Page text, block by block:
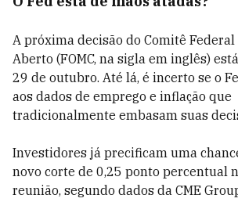
A próxima decisão do Comitê Federal
Aberto (FOMC, na sigla em inglês)
29 de outubro. Até lá, é incerto se o
aos dados de emprego e inflação que
tradicionalmente embasam suas
Investidores já precificam uma
novo corte de 0,25 ponto percentual
reunião, segundo dados da CME